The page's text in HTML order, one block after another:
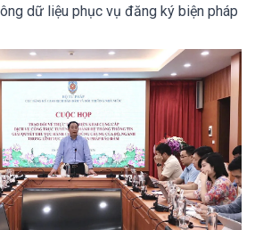
dữ liệu phục vụ đăng ký biện pháp